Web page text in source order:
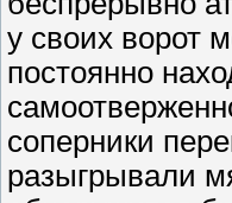
у своих ворот
постоянно
соперники
разыгрывали